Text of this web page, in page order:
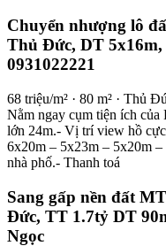
Chuyển nhượng lô
Thủ Đức, DT
0931022221
68 triệu/m² · 80 m² · Thủ
Nằm ngay cụm tiện ích
lớn 24m.- Vị trí view hồ
6x20m – 5x23m – 5x20m
nhà phố.- Thanh toá
Sang gấp nền đất
Đức, TT 1.7tỷ DT
Ngọc